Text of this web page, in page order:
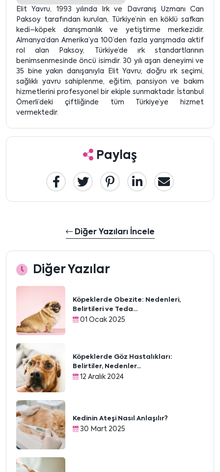
Elit Yavru, 1993 yılında Irk ve Davranış Uzmanı Can
Paksoy tarafından kurulan, Türkiye’nin en köklü safkan
kedi–köpek danışmanlık ve yetiştirme merkezidir.
Almanya’dan Amerika’ya 100’den fazla yarışmada aktif
rol alan Paksoy, Türkiye’de ırk standartlarının
benimsenmesinde öncü isimdir. 30 yılı aşan deneyimi ve
35 bine yakın danışanıyla Elit Yavru; doğru ırk seçimi,
sağlıklı yavru sahiplenme, eğitim, pansiyon ve bakım
hizmetlerini profesyonel bir ekiple sunmaktadır. İstanbul
Ömerli’deki çiftliğinde tüm Türkiye’ye hizmet
vermektedir.
Paylaş
Diğer Yazıları İncele
Diğer Yazılar
Köpeklerde Obezite: Nedenleri,
Belirtileri ve Teda...
01 Ocak 2025
Köpeklerde Göz Hastalıkları:
Belirtiler, Nedenler...
12 Aralık 2024
Kedinin Ateşi Nasıl Anlaşılır?
30 Mart 2025